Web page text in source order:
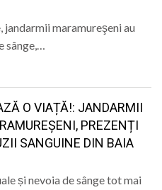
jandarmii maramureşeni au
sânge,…
O VIAȚĂ!: JANDARMII
PREZENȚI
SANGUINE DIN BAIA
și nevoia de sânge tot mai